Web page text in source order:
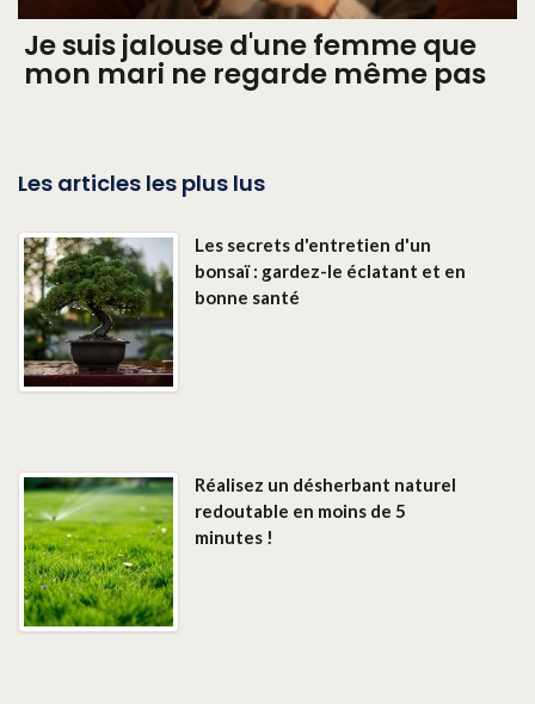
Je suis jalouse d'une femme que
mon mari ne regarde même pas
Les articles les plus lus
Les secrets d'entretien d'un
bonsaï : gardez-le éclatant et en
bonne santé
Réalisez un désherbant naturel
redoutable en moins de 5
minutes !